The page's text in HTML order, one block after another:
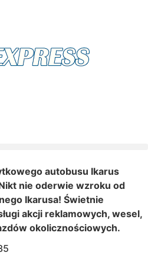
autobusu Ikarus
nie oderwie wzroku od
Ikarusa! Świetnie
akcji reklamowych, wesel,
okolicznościowych.